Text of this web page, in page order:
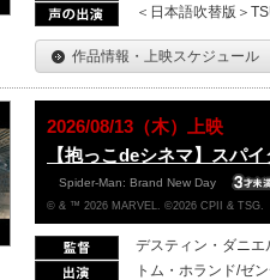
＜日本語吹替版＞
作品情報・上映スケジュール
2026/08/13（木）上映
【抱っこdeシネマ】スパ
Spider-Man: Brand New Day
© & ™ 2026 MARVEL. ©2026 CPII & TSG.
デスティン・ダニエ
トム・ホランド/ゼ